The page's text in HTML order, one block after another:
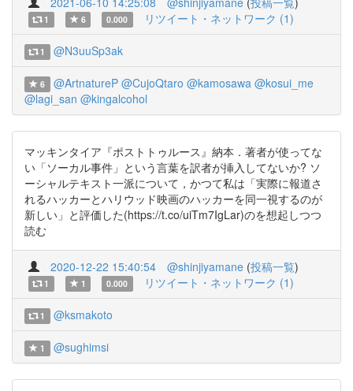
1 6 0.000 リツイート・ネットワーク (1)
1 @N3uuSp3ak
6 @ArtnatureP @CujoQtaro @kamosawa @kosui_me
@lagi_san @kingalcohol
マッキンタイア『ポストトゥルース』納本．著者が使ってな
い「ソーカル事件」という言葉を訳者が挿入してないか? ソ
ーシャルテキスト一派について，かつて私は「実際に報道さ
れるハッカーとハリウッド映画のハッカーを同一視するのが
新しい」と評価した(https://t.co/uiTm7IgLar)のを想起しつつ
読む
2020-12-22 15:40:54 @shinjiyamane (投稿一覧)
1 1 0.000 リツイート・ネットワーク (1)
1 @ksmakoto
1 @sughimsi